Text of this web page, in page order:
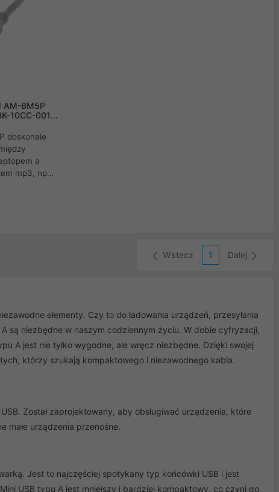
AM-BM5P
10CC-0018-
doskonale
a
mp3, np
wtyk
na
Wstecz 1 Dalej
elementy. Czy to do ładowania urządzeń, przesyłania
są niezbędne w naszym codziennym życiu. W dobie cyfryzacji,
A jest nie tylko wygodne, ale wręcz niezbędne. Dzięki swojej
którzy szukają kompaktowego i niezawodnego kabla.
Został zaprojektowany, aby obsługiwać urządzenia, które
małe urządzenia przenośne.
Jest to najczęściej spotykany typ końcówki USB i jest
USB typu A jest mniejszy i bardziej kompaktowy, co czyni go